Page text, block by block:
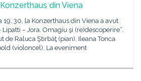
din Viena
19. 30, la Konzerthaus din Viena a avut
– Jora. Omagiu şi (re)descoperire“.
de Raluca Ştirbăţ (pian), Ileana Tonca
(violoncel). La eveniment